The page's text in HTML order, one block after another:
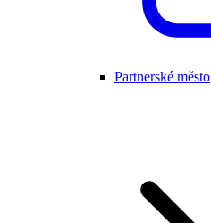
Partnerské město